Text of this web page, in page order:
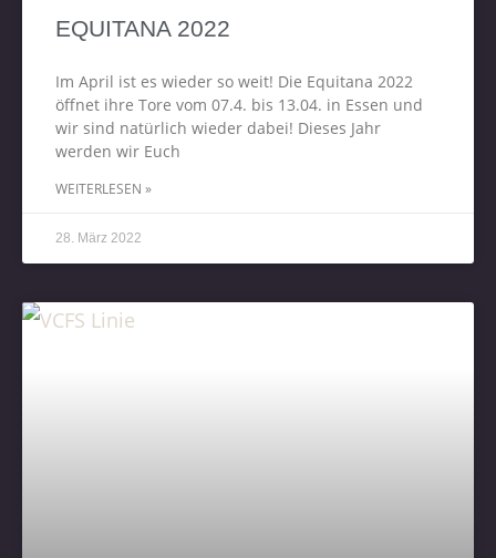
EQUITANA 2022
Im April ist es wieder so weit! Die Equitana 2022
öffnet ihre Tore vom 07.4. bis 13.04. in Essen und
wir sind natürlich wieder dabei! Dieses Jahr
werden wir Euch
WEITERLESEN »
28. März 2022